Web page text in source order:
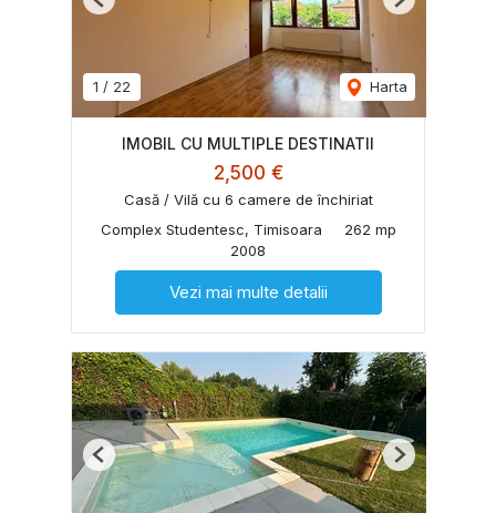
1 / 22 Harta
Previous Next
IMOBIL CU MULTIPLE DESTINATII
2,500 €
Casă / Vilă cu 6 camere de închiriat
Complex Studentesc, Timisoara
262 mp
2008
Vezi mai multe detalii
Previous Next